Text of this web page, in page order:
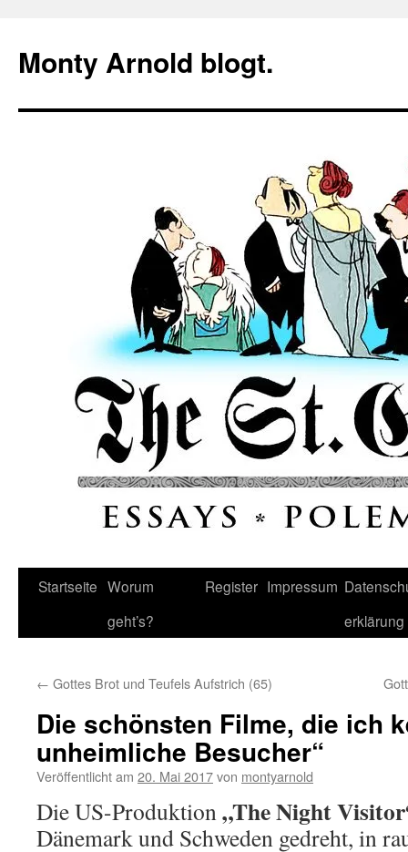
springen
Monty Arnold blogt.
Startseite Worum
geht’s?
Register Impressum
erklärung
← Gottes Brot und Teufels Aufstrich (65)
Die schönsten Filme, die ich
unheimliche Besucher“
Veröffentlicht am 20. Mai 2017von montyarnold
Die US-Produktion„The Night
Dänemark und Schweden gedreht, in